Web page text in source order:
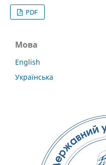
PDF
Мова
English
Українська